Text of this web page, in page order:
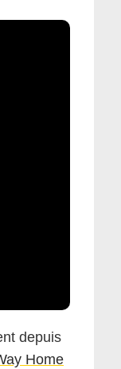
depuis
Home